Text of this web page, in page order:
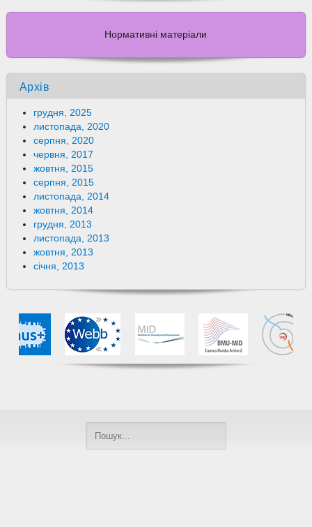
Нормативні матеріали
Архів
грудня, 2025
листопада, 2020
серпня, 2020
червня, 2017
жовтня, 2015
серпня, 2015
листопада, 2014
жовтня, 2014
грудня, 2013
листопада, 2013
жовтня, 2013
січня, 2013